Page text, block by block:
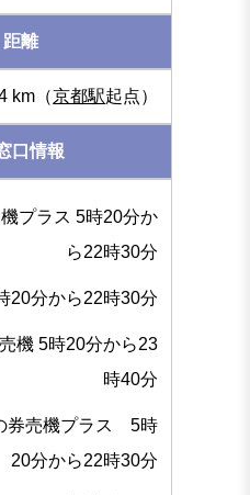
距離
km（京都駅起点）
口情報
プラス 5時20分か
ら22時30分
20分から22時30分
機 5時20分から23
時40分
券売機プラス 5時
20分から22時30分